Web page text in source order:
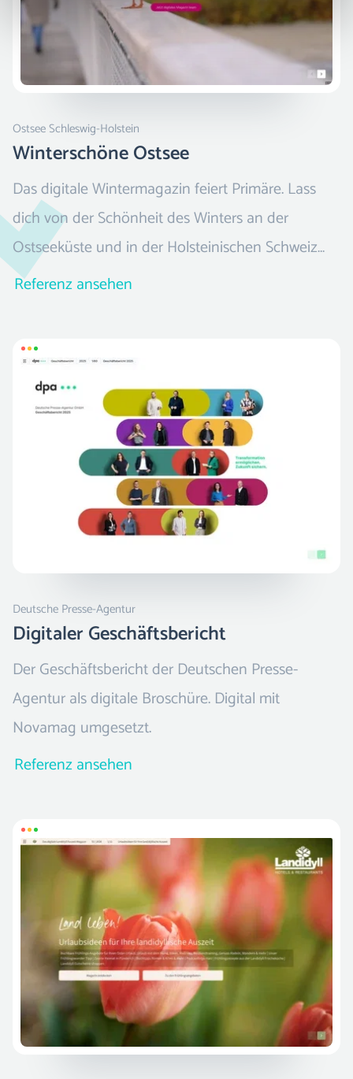
Ostsee Schleswig-Holstein
Winterschöne Ostsee
Das digitale Wintermagazin feiert Primäre. Lass
dich von der Schönheit des Winters an der
Ostseeküste und in der Holsteinischen Schweiz
inspirieren und plane deinen nächsten
Referenz ansehen
Deutsche Presse-Agentur
Digitaler Geschäftsbericht
Der Geschäftsbericht der Deutschen Presse-
Agentur als digitale Broschüre. Digital mit
Novamag umgesetzt.
Referenz ansehen